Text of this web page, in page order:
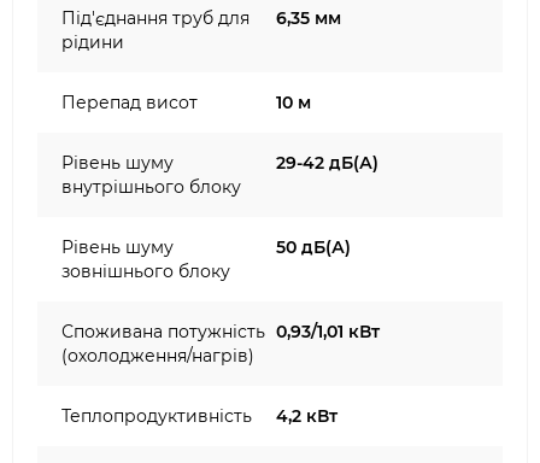
Під'єднання труб для
рідини
6,35 мм
Перепад висот 10 м
Рівень шуму
внутрішнього блоку
29-42 дБ(А)
Рівень шуму
зовнішнього блоку
50 дБ(А)
Споживана потужність
(охолодження/нагрів)
0,93/1,01 кВт
Теплопродуктивність 4,2 кВт